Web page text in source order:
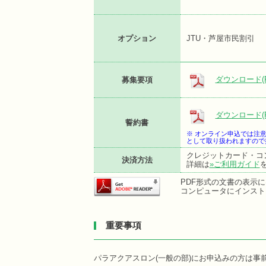
オプション JTU・芦屋市民割引
募集要項 ダウンロード
誓約書
ダウンロード
※ オンライン申込では注
として取り扱われますの
決済方法
クレジットカード・
詳細は»ご利用ガイド
PDF形式の文書の表示
コンピュータにインス
重要事項
パラアクアスロン(一般の部)にお申込みの方は事